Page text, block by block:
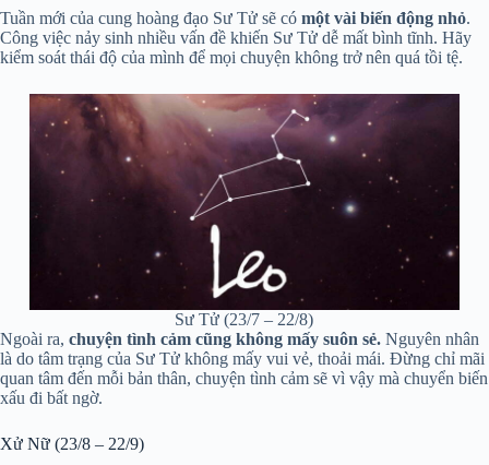
Tuần mới của cung hoàng đạo Sư Tử sẽ có một vài biến động nhỏ.
Công việc nảy sinh nhiều vấn đề khiến Sư Tử dễ mất bình tĩnh. Hãy
kiểm soát thái độ của mình để mọi chuyện không trở nên quá tồi tệ.
Sư Tử (23/7 – 22/8)
Ngoài ra, chuyện tình cảm cũng không mấy suôn sẻ. Nguyên nhân
là do tâm trạng của Sư Tử không mấy vui vẻ, thoải mái. Đừng chỉ mãi
quan tâm đến mỗi bản thân, chuyện tình cảm sẽ vì vậy mà chuyển biến
xấu đi bất ngờ.
Xử Nữ (23/8 – 22/9)